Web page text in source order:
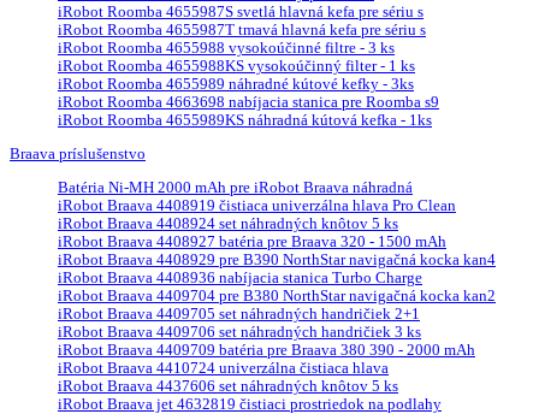
iRobot Roomba 4655987S svetlá hlavná kefa pre sériu s
iRobot Roomba 4655987T tmavá hlavná kefa pre sériu s
iRobot Roomba 4655988 vysokoúčinné filtre - 3 ks
iRobot Roomba 4655988KS vysokoúčinný filter - 1 ks
iRobot Roomba 4655989 náhradné kútové kefky - 3ks
iRobot Roomba 4663698 nabíjacia stanica pre Roomba s9
iRobot Roomba 4655989KS náhradná kútová kefka - 1ks
Braava príslušenstvo
Batéria Ni-MH 2000 mAh pre iRobot Braava náhradná
iRobot Braava 4408919 čistiaca univerzálna hlava Pro Clean
iRobot Braava 4408924 set náhradných knôtov 5 ks
iRobot Braava 4408927 batéria pre Braava 320 - 1500 mAh
iRobot Braava 4408929 pre B390 NorthStar navigačná kocka kan4
iRobot Braava 4408936 nabíjacia stanica Turbo Charge
iRobot Braava 4409704 pre B380 NorthStar navigačná kocka kan2
iRobot Braava 4409705 set náhradných handričiek 2+1
iRobot Braava 4409706 set náhradných handričiek 3 ks
iRobot Braava 4409709 batéria pre Braava 380 390 - 2000 mAh
iRobot Braava 4410724 univerzálna čistiaca hlava
iRobot Braava 4437606 set náhradných knôtov 5 ks
iRobot Braava jet 4632819 čistiaci prostriedok na podlahy